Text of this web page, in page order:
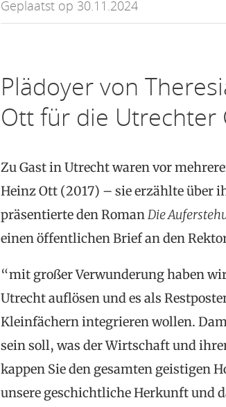
Geplaatst op 30.11.2024
Plädoyer von
Ott für die Utrechter
Zu Gast in Utrecht waren vor
Heinz Ott (2017) – sie erzählte über
präsentierte den RomanDie
einen öffentlichen Brief an den
“mit großer Verwunderung haben
Utrecht auflösen und es als
Kleinfächern integrieren wollen.
sein soll, was der Wirtschaft und
kappen Sie den gesamten geistigen
unsere geschichtliche Herkunft und